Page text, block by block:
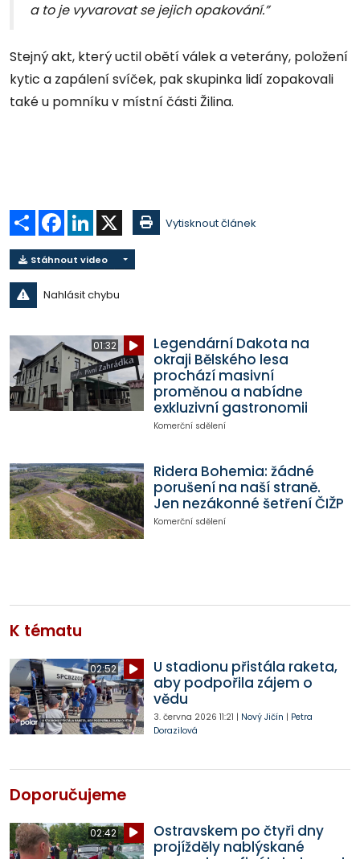
a to je vyvarovat se jejich opakování.”
Stejný akt, který uctil obětí válek a veterány, položení
kytic a zapálení svíček, pak skupinka lidí zopakovali
také u pomníku v místní části Žilina.
Sdílet Facebook
LinkedIn Vytisknout článek
Stáhnout video
Nahlásit chybu
01:32
Legendární Dakota na
okraji Bělského lesa
prochází masivní
proměnou a nabídne
exkluzivní gastronomii
Komerční sdělení
Ridera Bohemia: žádné
porušení na naší straně.
Jen nezákonné šetření ČIŽP
Komerční sdělení
K tématu
02:52
U stadionu přistála raketa,
aby podpořila zájem o
vědu
3. června 2026 11:21 | Nový Jičín | Petra
Dorazilová
Doporučujeme
02:42
Ostravskem po čtyři dny
projížděly nablýskané